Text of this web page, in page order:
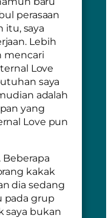
perasaan
itu, saya
Lebih
mencari
Love
saya
adalah
yang
Love pun
kakak
dia sedang
pada grup
saya bukan